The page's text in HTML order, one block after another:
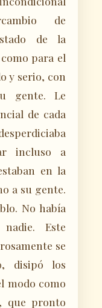
de
de la
para el
y serio, con
gente. Le
de cada
incluso a
en la
a su gente.
No había
Este
se
disipó los
modo como
que pronto